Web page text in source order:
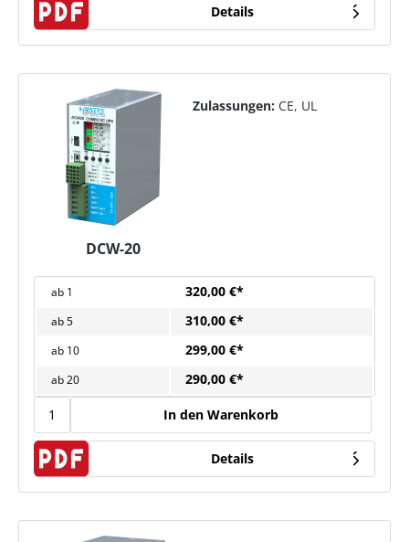
Details
DCW-20
Zulassungen: CE, UL
ab 1 320,00 €*
ab5 310,00 €*
ab 10 299,00 €*
ab20 290,00 €*
In den Warenkorb
Details